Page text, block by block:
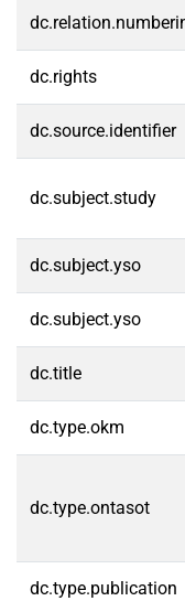
dc.rights
dc.source.identifier
dc.subject.study
dc.subject.yso
dc.subject.yso
dc.title
dc.type.okm
dc.type.ontasot
dc.type.publication